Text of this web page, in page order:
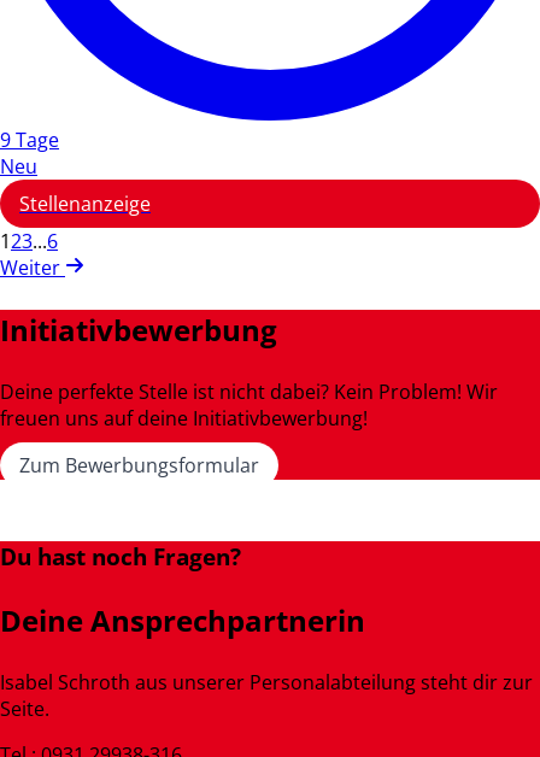
9 Tage
Neu
Stellenanzeige
123...6
Weiter
Initiativbewerbung
Deine perfekte Stelle ist nicht dabei? Kein Problem! Wir
freuen uns auf deine Initiativbewerbung!
Zum Bewerbungsformular
Du hast noch Fragen?
Deine Ansprechpartnerin
Isabel Schroth aus unserer Personalabteilung steht dir zur
Seite.